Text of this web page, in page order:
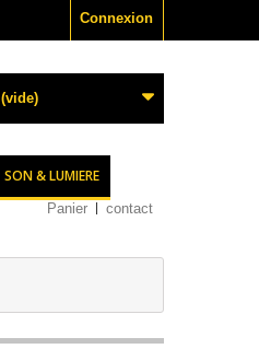
Connexion
(vide)
SON & LUMIERE
Panier contact